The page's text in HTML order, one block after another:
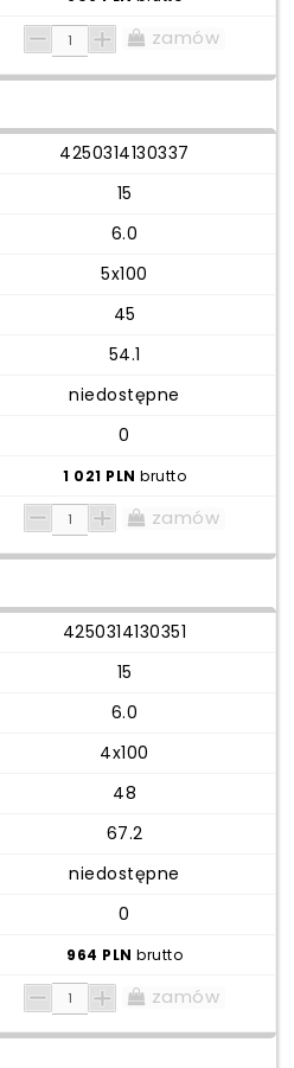
zamów
4250314130337
15
6.0
5x100
45
54.1
niedostępne
0
1 021 PLNbrutto
zamów
4250314130351
15
6.0
4x100
48
67.2
niedostępne
0
964 PLNbrutto
zamów